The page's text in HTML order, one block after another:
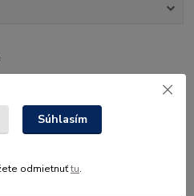
lithium-iontový akumulátor s
Vhodný pre akýkoľvek
Nabíjanie pomocou
Súhlasím
odmietnuťtu.